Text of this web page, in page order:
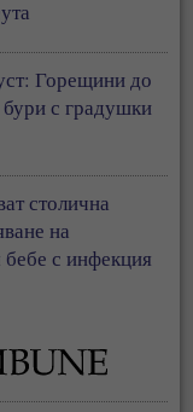
Горещини до
с градушки
столична
на
с инфекция